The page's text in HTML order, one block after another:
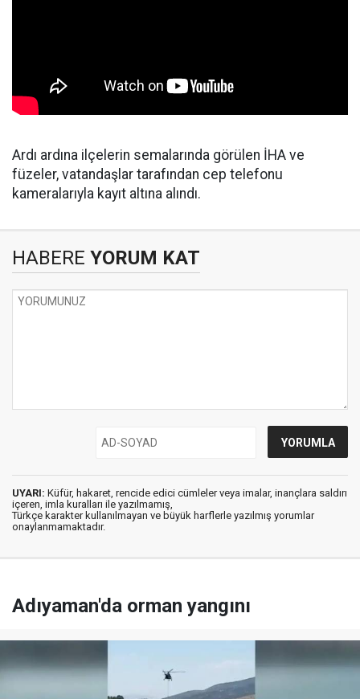
Ardı ardına ilçelerin semalarında görülen İHA ve
füzeler, vatandaşlar tarafından cep telefonu
kameralarıyla kayıt altına alındı.
HABERE YORUM KAT
UYARI: Küfür, hakaret, rencide edici cümleler veya imalar, inançlara saldırı
içeren, imla kuralları ile yazılmamış,
Türkçe karakter kullanılmayan ve büyük harflerle yazılmış yorumlar
onaylanmamaktadır.
Adıyaman'da orman yangını